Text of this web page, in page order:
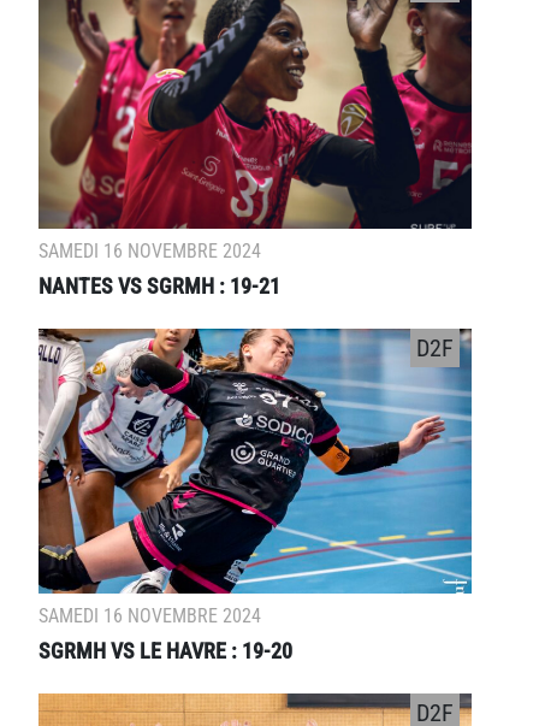
SAMEDI 16 NOVEMBRE 2024
NANTES VS SGRMH : 19-21
SAMEDI 16 NOVEMBRE 2024
SGRMH VS LE HAVRE : 19-20
D2F
D2F